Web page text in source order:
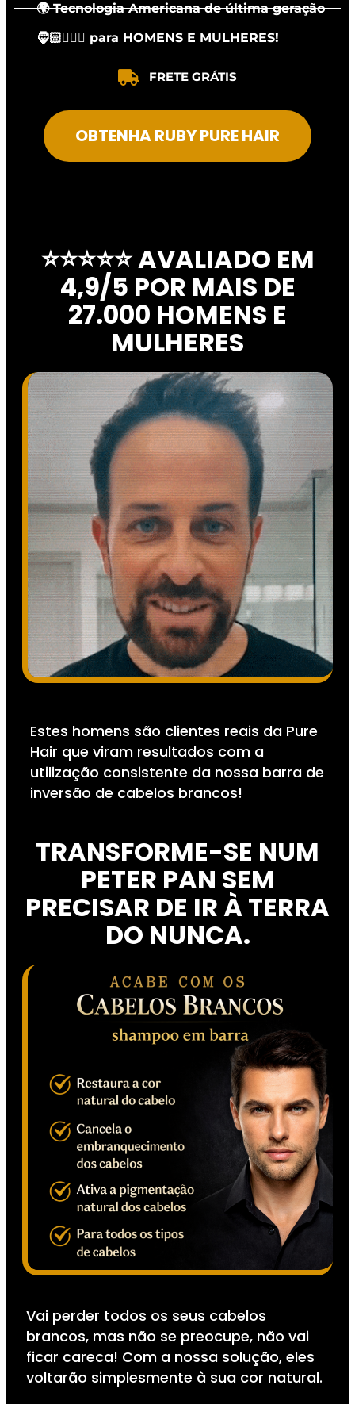
🌍 Tecnologia Americana de última geração
🧔🏻👱🏻‍♀️ para HOMENS E MULHERES!
FRETE GRÁTIS
OBTENHA RUBY PURE HAIR
⭐⭐⭐⭐⭐ AVALIADO EM
4,9/5 POR MAIS DE
27.000 HOMENS E
MULHERES​
Estes homens são clientes reais da Pure
Hair que viram resultados com a
utilização consistente da nossa barra de
inversão de cabelos brancos!
TRANSFORME-SE NUM
PETER PAN SEM
PRECISAR DE IR À TERRA
DO NUNCA.
Vai perder todos os seus cabelos
brancos, mas não se preocupe, não vai
ficar careca! Com a nossa solução, eles
voltarão simplesmente à sua cor natural.